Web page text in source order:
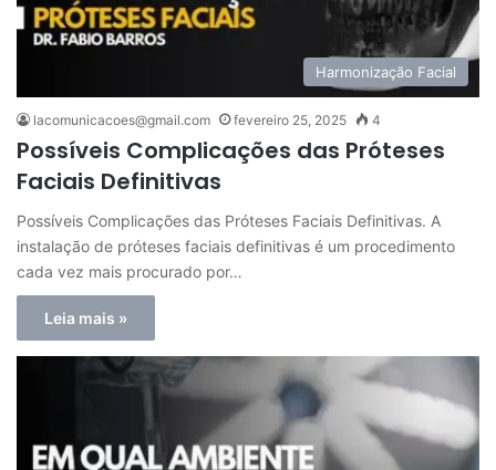
Harmonização Facial
lacomunicacoes@gmail.com fevereiro 25, 2025 4
Possíveis Complicações das Próteses
Faciais Definitivas
Possíveis Complicações das Próteses Faciais Definitivas. A
instalação de próteses faciais definitivas é um procedimento
cada vez mais procurado por…
Leia mais »